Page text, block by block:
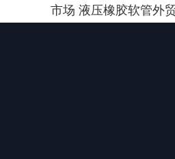
市场 液压橡胶软管外